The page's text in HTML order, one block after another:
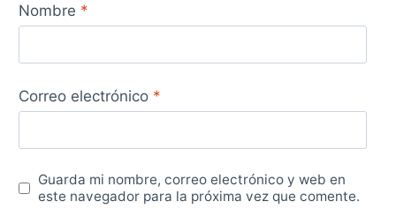
Nombre *
Correo electrónico *
Guarda mi nombre, correo electrónico y web en
este navegador para la próxima vez que comente.